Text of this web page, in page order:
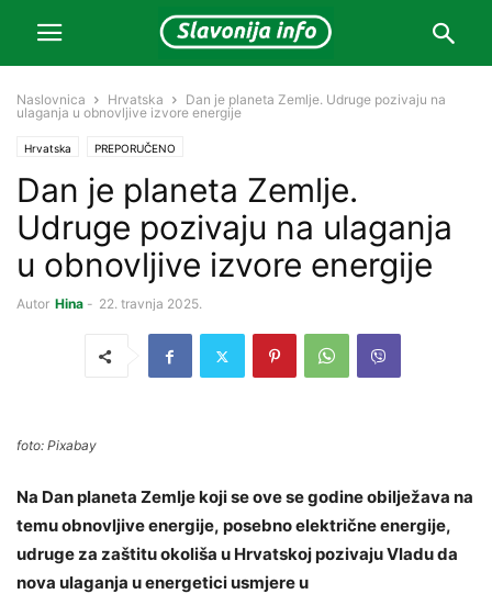
Naslovnica Hrvatska
Dan je planeta Zemlje. Udruge pozivaju na
ulaganja u obnovljive izvore energije
Hrvatska PREPORUČENO
Dan je planeta Zemlje.
Udruge pozivaju na ulaganja
u obnovljive izvore energije
Autor Hina - 22. travnja 2025.
foto: Pixabay
Na Dan planeta Zemlje koji se ove se godine obilježava na
temu obnovljive energije, posebno električne energije,
udruge za zaštitu okoliša u Hrvatskoj pozivaju Vladu da
nova ulaganja u energetici usmjere u